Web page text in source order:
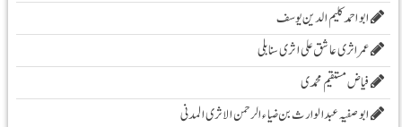
ابو احمد کلیم الدین یوسف
عمر اثری عاشق علی اثری سنابلی
فیاض مستقیم محمدی
ابو صفیہ عبدالوارث بن ضیاء الرحمن الاثری المدنی